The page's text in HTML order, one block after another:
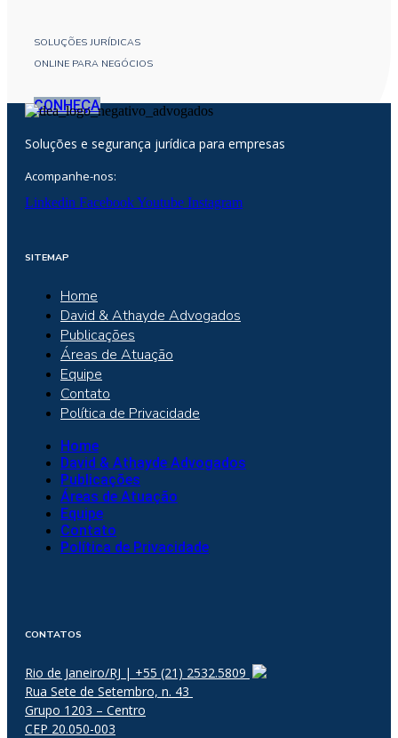
SOLUÇÕES JURÍDICAS
ONLINE PARA NEGÓCIOS
CONHEÇA
Soluções e segurança jurídica para empresas
Acompanhe-nos:
Linkedin FacebookYoutube Instagram
SITEMAP
Home
David & Athayde Advogados
Publicações
Áreas de Atuação
Equipe
Contato
Política de Privacidade
Home
David & Athayde Advogados
Publicações
Áreas de Atuação
Equipe
Contato
Política de Privacidade
CONTATOS
Rio de Janeiro/RJ | +55 (21) 2532.5809
Rua Sete de Setembro, n. 43
Grupo 1203 – Centro
CEP 20.050-003